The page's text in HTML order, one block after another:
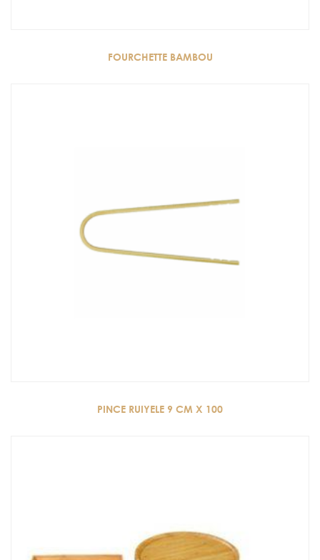
FOURCHETTE BAMBOU
PINCE RUIYELE 9 CM X 100